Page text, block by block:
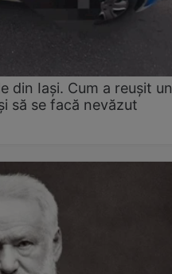
din Iași. Cum a reușit un
să se facă nevăzut